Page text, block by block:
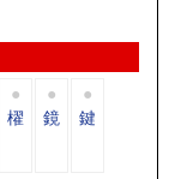
櫂 鏡 鍵